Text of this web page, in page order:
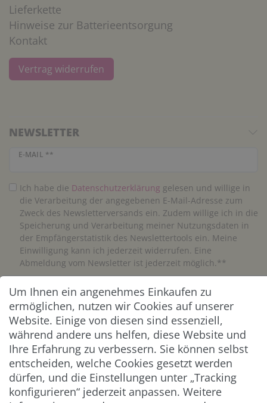
Lieferkette
Hinweise zur Batterieentsorgung
Kontakt
Vertrag widerrufen
NEWSLETTER
E-MAIL **
Newsletter Honig
Ich habe die Daten­schutz­erklärung gelesen und willige in
die Verarbeitung der angegebenen E-Mail-Adresse zum
Zweck des Newsletterversands ein. Zudem willige ich in die
Speicherung und Verarbeitung meiner Nutzungsdaten in
der Empfängerstatistik des Newslettertools ein. Meine
Einwilligung kann ich jederzeit widerrufen. Eine
Abmeldung vom Newsletter ist jederzeit möglich.**
Abonnieren
** Hierbei handelt es sich um ein Pflichtfeld.
ZAHLUNG & VERSAND
Um Ihnen ein angenehmes Einkaufen zu
ermöglichen, nutzen wir Cookies auf unserer
Website. Einige von diesen sind essenziell,
während andere uns helfen, diese Website und
Ihre Erfahrung zu verbessern. Sie können selbst
entscheiden, welche Cookies gesetzt werden
dürfen, und die Einstellungen unter „Tracking
konfigurieren“ jederzeit anpassen. Weitere